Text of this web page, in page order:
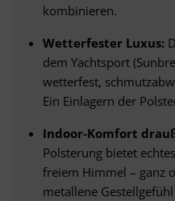
kombinieren.
Wetterfester Luxus:
dem Yachtsport
wetterfest,
Ein Einlagern der
Indoor-Komfort
Polsterung bietet
freiem Himmel – ganz
metallene